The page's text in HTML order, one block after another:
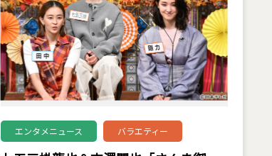
エンタメニュース バラエティー